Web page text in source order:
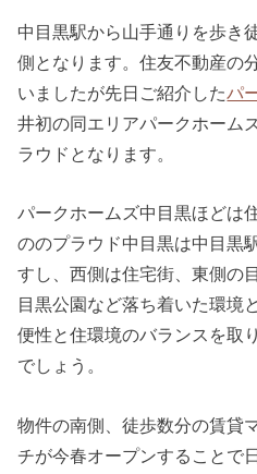
中目黒駅から山手通りを歩き
側となります。住友不動産の
いましたが先日ご紹介したパ
井初の同エリアパークホーム
ラウドとなります。
パークホームズ中目黒ほどは
ののプラウド中目黒は中目黒
すし、西側は住宅街、東側の
目黒公園など落ち着いた環境
便性と住環境のバランスを取
でしょう。
物件の南側、徒歩数分の賃貸
チが今春オープンすることで